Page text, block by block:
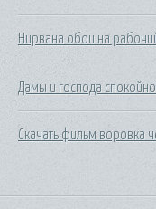
Нирвана обои на
Дамы и господа
Скачать фильм воровка